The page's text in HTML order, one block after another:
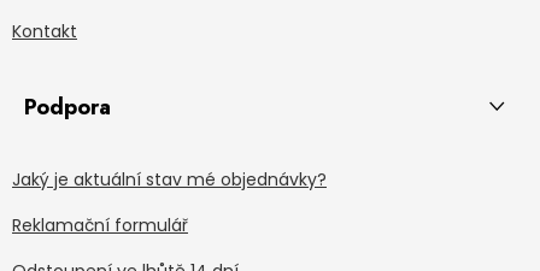
Kontakt
Podpora
Jaký je aktuální stav mé objednávky?
Reklamační formulář